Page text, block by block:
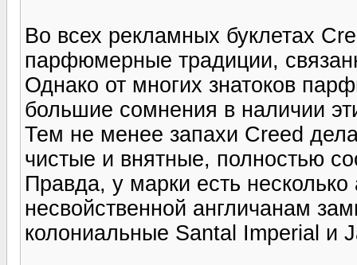
Во всех рекламных буклетах
парфюмерные традиции,
Однако от многих знатоков
большие сомнения в наличии
Тем не менее запахи Creed
чистые и внятные, полностью
Правда, у марки есть
несвойственной англичанам
колониальные Santal Imperial и